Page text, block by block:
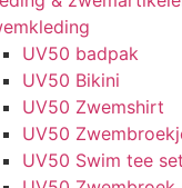
UV50 badpak
UV50 Bikini
UV50 Zwemshirt
UV50
UV50 Swim tee set